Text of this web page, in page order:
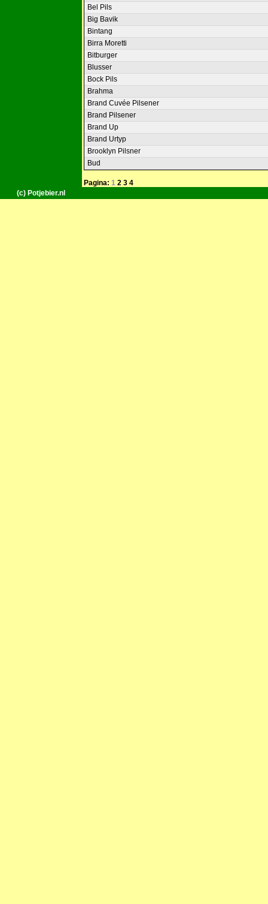
Bel Pils
Big Bavik
Bintang
Birra Moretti
Bitburger
Blusser
Bock Pils
Brahma
Brand Cuvée Pilsener
Brand Pilsener
Brand Up
Brand Urtyp
Brooklyn Pilsner
Bud
Pagina: 1 2 3 4
(c) Potjebier.nl